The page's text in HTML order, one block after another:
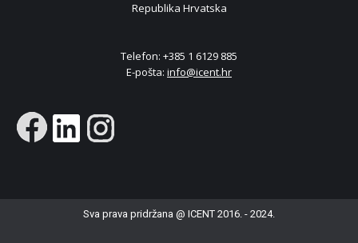
Republika Hrvatska
Telefon: +385 1 6129 885
E-pošta: info@icent.hr
Sva prava pridržana @ ICENT 2016. - 2024.